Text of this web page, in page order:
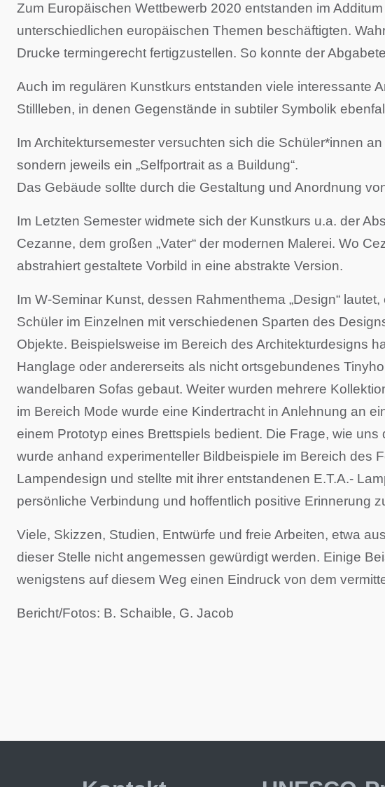
Zum Europäischen Wettbewerb 2020 entstanden im
unterschiedlichen europäischen Themen beschäftigten.
Drucke termingerecht fertigzustellen. So konnte der
Auch im regulären Kunstkurs entstanden viele interessante
Stillleben, in denen Gegenstände in subtiler Symbolik
Im Architektursemester versuchten sich die Schüler*innen
sondern jeweils ein „Selfportrait as a Buildung“.
Das Gebäude sollte durch die Gestaltung und Anordnung
Im Letzten Semester widmete sich der Kunstkurs u.a. der
Cezanne, dem großen „Vater“ der modernen Malerei. Wo
abstrahiert gestaltete Vorbild in eine abstrakte Version.
Im W-Seminar Kunst, dessen Rahmenthema „Design“
Schüler im Einzelnen mit verschiedenen Sparten des
Objekte. Beispielsweise im Bereich des Architekturdesigns
Hanglage oder andererseits als nicht ortsgebundenes
wandelbaren Sofas gebaut. Weiter wurden mehrere
im Bereich Mode wurde eine Kindertracht in Anlehnung an
einem Prototyp eines Brettspiels bedient. Die Frage, wie
wurde anhand experimenteller Bildbeispiele im Bereich des
Lampendesign und stellte mit ihrer entstandenen E.T.A.-
persönliche Verbindung und hoffentlich positive Erinnerung
Viele, Skizzen, Studien, Entwürfe und freie Arbeiten, etwa
dieser Stelle nicht angemessen gewürdigt werden. Einige
wenigstens auf diesem Weg einen Eindruck von dem
Bericht/Fotos: B. Schaible, G. Jacob